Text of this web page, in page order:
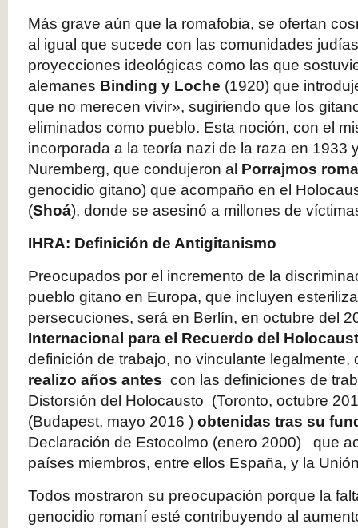
Más grave aún que la romafobia, se ofertan
al igual que sucede con las comunidades
proyecciones ideológicas como las que
alemanes Binding y Loche (1920) que
que no merecen vivir», sugiriendo que los
eliminados como pueblo. Esta noción, con el
incorporada a la teoría nazi de la raza en 1933
Nuremberg, que condujeron al Porrajmos
genocidio gitano) que acompaño en el
(Shoá), donde se asesinó a millones de
IHRA: Definición de Antigitanismo
Preocupados por el incremento de la
pueblo gitano en Europa, que incluyen
persecuciones, será en Berlín, en octubre del
Internacional para el Recuerdo del
definición de trabajo, no vinculante legalmente,
realizo años antes con las definiciones de
Distorsión del Holocausto (Toronto, octubre
(Budapest, mayo 2016 ) obtenidas tras su
Declaración de Estocolmo (enero 2000) que
países miembros, entre ellos España, y la
Todos mostraron su preocupación porque la
genocidio romaní esté contribuyendo al